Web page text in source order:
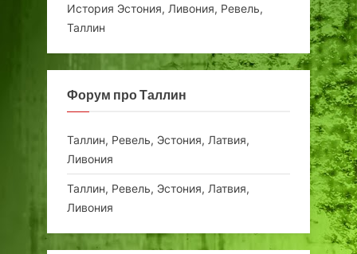
История Эстония, Ливония, Ревель,
Таллин
Форум про Таллин
Таллин, Ревель, Эстония, Латвия,
Ливония
Таллин, Ревель, Эстония, Латвия,
Ливония